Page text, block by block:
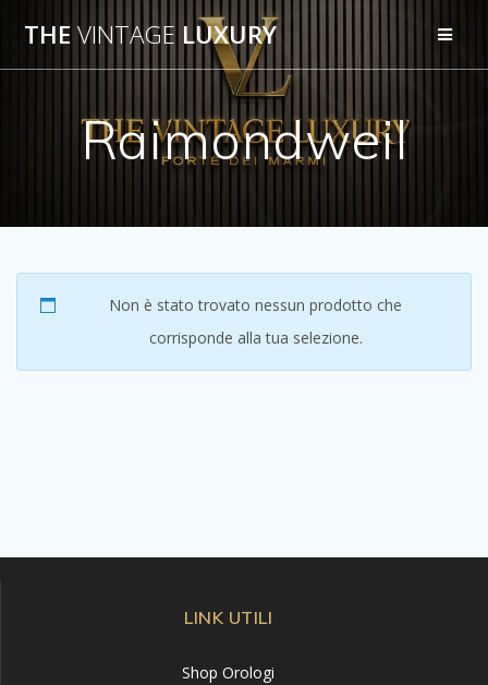
Salta
al
contenuto
THE VINTAGE LUXURY
Raimondweil
Non è stato trovato nessun prodotto che
corrisponde alla tua selezione.
LINK UTILI
Shop Orologi